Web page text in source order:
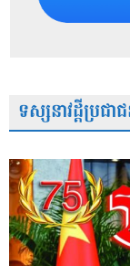
ទស្សនាវដ្តីប្រជា